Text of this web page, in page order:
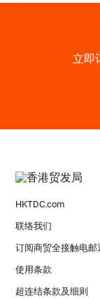
立即
HKTDC.com
联络我们
订阅商贸全接触电邮
使用条款
超连结条款及细则